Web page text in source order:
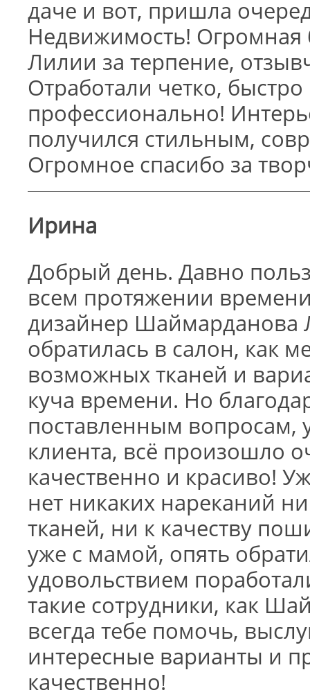
даче и вот, пришла
Недвижимость!
Лилии за терпение,
Отработали четко,
профессионально!
получился стильным,
Огромное спасибо за
Ирина
Добрый день. Давно
всем протяжении
дизайнер
обратилась в салон, как
возможных тканей и
куча времени. Но
поставленным
клиента, всё произошло
качественно и красиво!
нет никаких нареканий
тканей, ни к качеству
уже с мамой, опять
удовольствием
такие сотрудники, как
всегда тебе помочь,
интересные варианты и
качественно!